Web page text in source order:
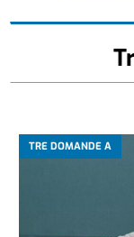
TRE DOMANDE A